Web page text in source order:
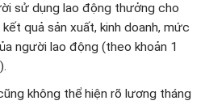
sử dụng lao động thưởng cho
quả sản xuất, kinh doanh, mức
người lao động (theo khoản 1
không thể hiện rõ lương tháng